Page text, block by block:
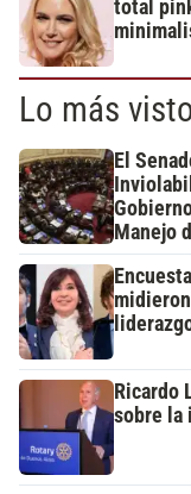
total
Lo más
El
Manejo
Ricardo
sobre la